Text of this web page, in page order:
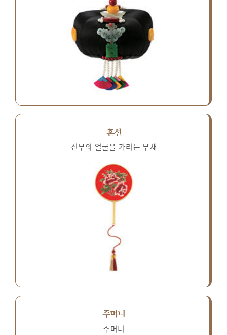
혼선
신부의 얼굴을 가리는 부채
주머니
주머니